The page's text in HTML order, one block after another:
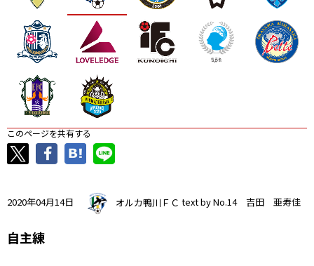
このページを共有する
2020年04月14日 オルカ鴨川ＦＣ text by No.14 吉田 亜寿佳
自主練